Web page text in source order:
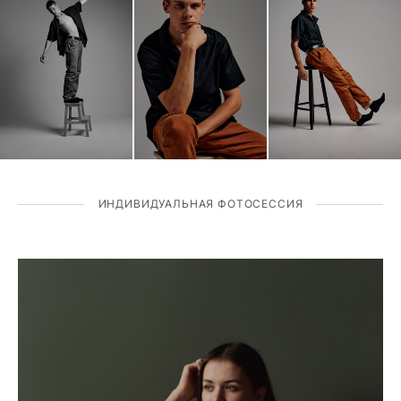
ИНДИВИДУАЛЬНАЯ ФОТОСЕССИЯ